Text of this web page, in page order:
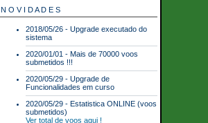
N O V I D A D E S
2018/05/26 - Upgrade executado do
sistema
2020/01/01 - Mais de 70000 voos
submetidos !!!
2020/05/29 - Upgrade de
Funcionalidades em curso
2020/05/29 - Estatistica ONLINE (voos
submetidos)
Ver total de voos aqui !